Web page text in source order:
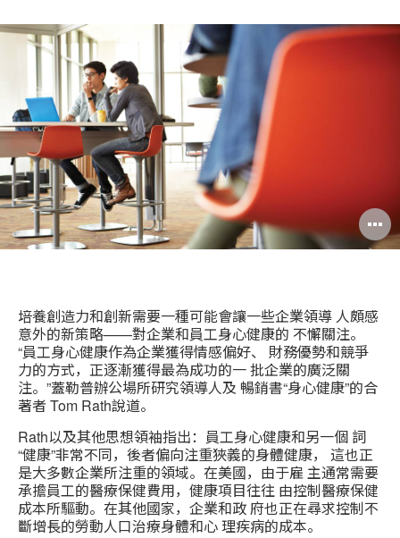
培養創造力和創新需要一種可能會讓一些企業領導 人頗感
意外的新策略——對企業和員工身心健康的 不懈關注。
“員工身心健康作為企業獲得情感偏好、 財務優勢和競爭
力的方式，正逐漸獲得最為成功的一 批企業的廣泛關
注。”蓋勒普辦公場所研究領導人及 暢銷書“身心健康”的合
著者 Tom Rath說道。
Rath以及其他思想領袖指出：員工身心健康和另一個 詞
“健康”非常不同，後者偏向注重狹義的身體健康， 這也正
是大多數企業所注重的領域。在美國，由于雇 主通常需要
承擔員工的醫療保健費用，健康項目往往 由控制醫療保健
成本所驅動。在其他國家，企業和政 府也正在尋求控制不
斷增長的勞動人口治療身體和心 理疾病的成本。